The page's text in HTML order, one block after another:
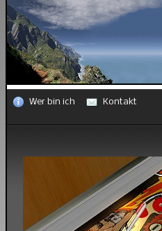
Wer bin ich Kontakt